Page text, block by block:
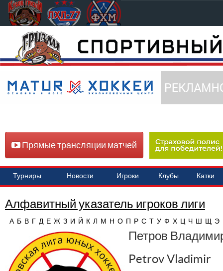
Прямые трансляции матчей
Турниры Новости Игроки Клубы Катки
Алфавитный указатель игроков лиги
А Б В Г Д Е Ж З И Й К Л М Н О П Р С Т У Ф Х Ц Ч Ш Щ Э
Петров
Petrov Vladimir